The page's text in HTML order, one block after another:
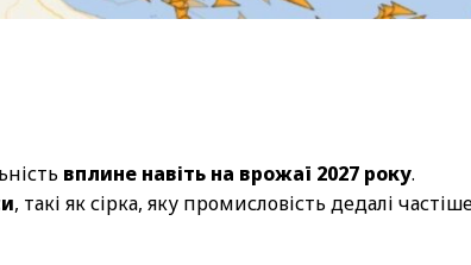
вплине навіть на врожаї 2027 року.
, такі як сірка, яку промисловість дедалі